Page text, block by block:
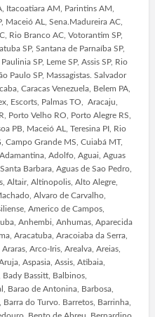
Itacoatiara AM, Parintins AM,
Maceió AL, Sena.Madureira AC,
Rio Branco AC, Votorantim SP,
SP, Santana de Parnaíba SP,
SP, Leme SP, Assis SP, Rio
Paulo SP, Massagistas. Salvador
Caracas Venezuela, Belem PA,
Escorts, Palmas TO, Aracaju,
Porto Velho RO, Porto Alegre RS,
PB, Maceió AL, Teresina PI, Rio
Campo Grande MS, Cuiabá MT,
Adolfo, Aguai, Aguas
Barbara, Aguas de Sao Pedro,
Altair, Altinopolis, Alto Alegre,
Alvaro de Carvalho,
Americo de Campos,
Anhembi, Anhumas, Aparecida
Aracatuba, Aracoiaba da Serra,
Arco-Iris, Arealva, Areias,
Aspasia, Assis, Atibaia,
Bassitt, Balbinos,
Barao de Antonina, Barbosa,
do Turvo. Barretos, Barrinha,